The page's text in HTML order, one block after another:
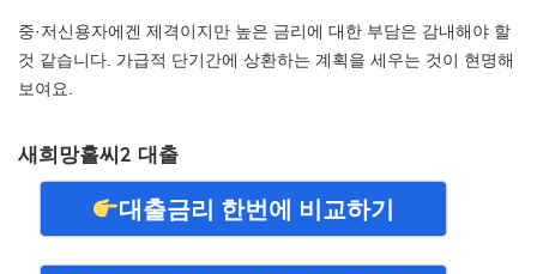
중·저신용자에겐 제격이지만 높은 금리에 대한 부담은 감내해야 할
것 같습니다. 가급적 단기간에 상환하는 계획을 세우는 것이 현명해
보여요.
새희망홀씨2 대출
대출금리 한번에 비교하기